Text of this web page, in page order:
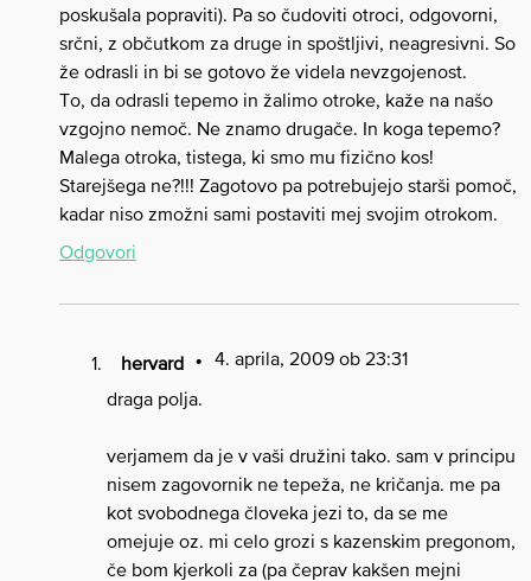
poskušala popraviti). Pa so čudoviti otroci, odgovorni,
srčni, z občutkom za druge in spoštljivi, neagresivni. So
že odrasli in bi se gotovo že videla nevzgojenost.
To, da odrasli tepemo in žalimo otroke, kaže na našo
vzgojno nemoč. Ne znamo drugače. In koga tepemo?
Malega otroka, tistega, ki smo mu fizično kos!
Starejšega ne?!!! Zagotovo pa potrebujejo starši pomoč,
kadar niso zmožni sami postaviti mej svojim otrokom.
Odgovori
hervard
4. aprila, 2009 ob 23:31
draga polja.
verjamem da je v vaši družini tako. sam v principu
nisem zagovornik ne tepeža, ne kričanja. me pa
kot svobodnega človeka jezi to, da se me
omejuje oz. mi celo grozi s kazenskim pregonom,
če bom kjerkoli za (pa čeprav kakšen mejni